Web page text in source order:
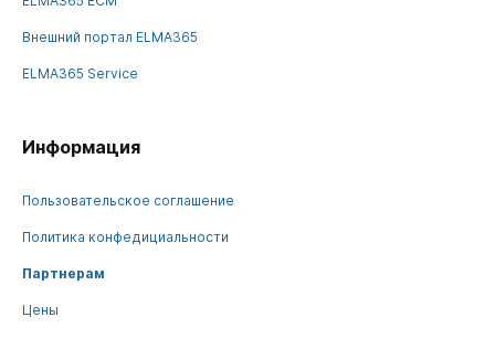
Внешний портал ELMA365
ELMA365 Service
Информация
Пользовательское соглашение
Политика конфедициальности
Партнерам
Цены